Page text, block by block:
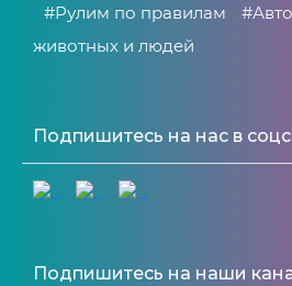
#Рулим по правилам
животных и людей
Подпишитесь на нас в
Подпишитесь на наши